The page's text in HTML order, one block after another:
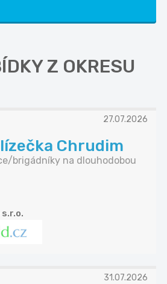
Z OKRESU
27.07.2026
Chrudim
brigádníky na dlouhodobou
31.07.2026